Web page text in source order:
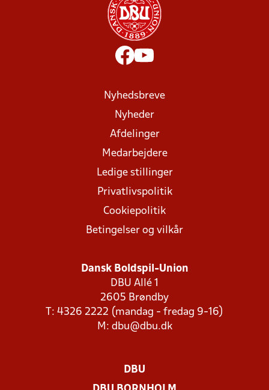
Nyhedsbreve
Nyheder
Afdelinger
Medarbejdere
Ledige stillinger
Privatlivspolitik
Cookiepolitik
Betingelser og vilkår
Dansk Boldspil-Union
DBU Allé 1
2605 Brøndby
T: 4326 2222 (mandag - fredag 9-16)
M: dbu@dbu.dk
DBU